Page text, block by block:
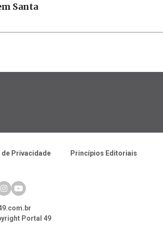
Santa
de Privacidade Princípios Editoriais
Portal 49